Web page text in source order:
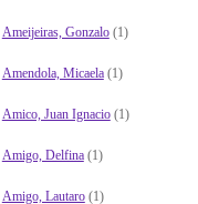
Ameijeiras, Gonzalo(1)
Amendola, Micaela(1)
Amico, Juan Ignacio(1)
Amigo, Delfina(1)
Amigo, Lautaro(1)